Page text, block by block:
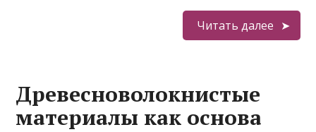
Читать далее
Древесноволокнистые
материалы как основа